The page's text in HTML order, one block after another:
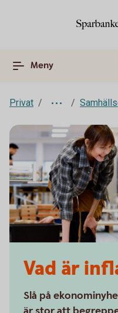
Meny
Privat
Vad är
Slå på